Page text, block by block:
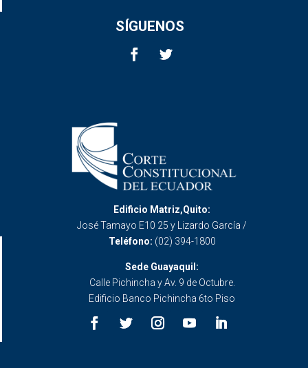
SÍGUENOS
Edificio Matriz,Quito:
José Tamayo E10 25 y Lizardo García /
Teléfono: (02) 394-1800
Sede Guayaquil:
Calle Pichincha y Av. 9 de Octubre.
Edificio Banco Pichincha 6to Piso